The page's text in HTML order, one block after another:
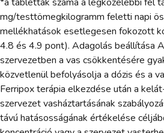
mg/testtömegkilogramm feletti napi
mellékhatások esetlegesen fokozott
4.8 és 4.9 pont). Adagolás beállítása
szervezetben a vas csökkentésére
közvetlenül befolyásolja a dózis és a
Ferripox terápia elkezdése után a
szervezet vasháztartásának
távú hatásosságának értékelése